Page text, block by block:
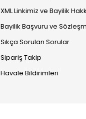
XML Linkimiz ve Bayilik
Bayilik Başvuru ve
Sıkça Sorulan Sorular
Sipariş Takip
Havale Bildirimleri